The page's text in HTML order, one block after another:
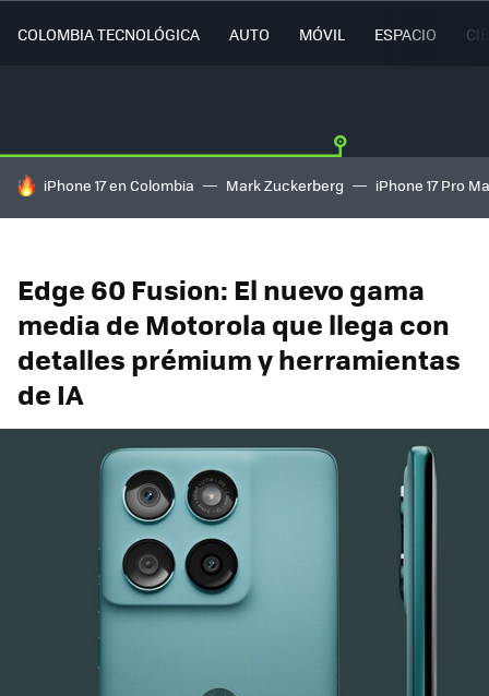
COLOMBIA TECNOLÓGICA AUTO MÓVIL ESPACIO
HOY SE HABLA DE
iPhone 17 en Colombia Mark Zuckerberg iPhone 17 Pro
Edge 60 Fusion: El nuevo gama
media de Motorola que llega con
detalles prémium y herramientas
de IA